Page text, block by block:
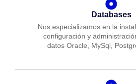
Databases
Nos especializamos en la
configuración y
datos Oracle, MySql,